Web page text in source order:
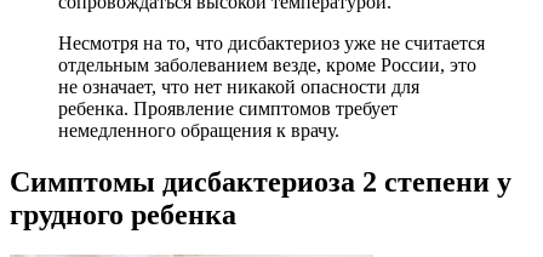
Несмотря на то, что дисбактериоз уже не считается
отдельным заболеванием везде, кроме России, это
не означает, что нет никакой опасности для
ребенка. Проявление симптомов требует
немедленного обращения к врачу.
Симптомы дисбактериоза 2 степени у
грудного ребенка